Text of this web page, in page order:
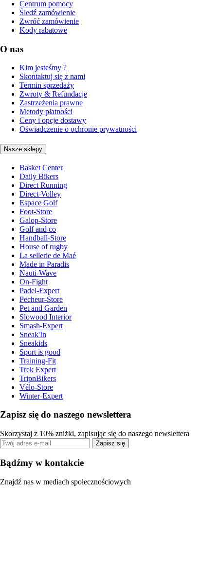
Centrum pomocy
Śledź zamówienie
Zwróć zamówienie
Kody rabatowe
O nas
Kim jesteśmy ?
Skontaktuj się z nami
Termin sprzedaży
Zwroty & Refundacje
Zastrzeżenia prawne
Metody płatności
Ceny i opcje dostawy
Oświadczenie o ochronie prywatności
Nasze sklepy
Basket Center
Daily Bikers
Direct Running
Direct-Volley
Espace Golf
Foot-Store
Galop-Store
Golf and co
Handball-Store
House of rugby
La sellerie de Maé
Made in Paradis
Nauti-Wave
On-Fight
Padel-Expert
Pecheur-Store
Pet and Garden
Slowood Interior
Smash-Expert
Sneak'In
Sneakids
Sport is good
Training-Fit
Trek Expert
TripnBikers
Vélo-Store
Winter-Expert
Zapisz się do naszego newslettera
Skorzystaj z 10% zniżki, zapisując się do naszego newslettera
Zapisz się
Bądźmy w kontakcie
Znajdź nas w mediach społecznościowych